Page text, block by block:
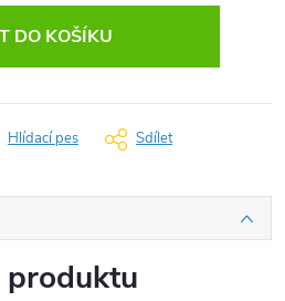
DO KOŠÍKU
Hlídací pes Sdílet